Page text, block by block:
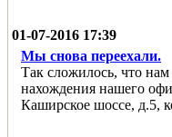
01-07-2016 17:39
Мы снова переехали.
Так сложилось, что
нахождения нашего
Каширское шоссе, д.5,